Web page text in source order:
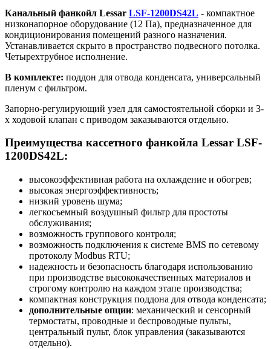
Канальный фанкойл Lessar LSF-1200DS42L - компактное
низконапорное оборудование (12 Па), предназначенное для
кондиционирования помещений разного назначения.
Устанавливается скрыто в пространство подвесного потолка.
Четырехтрубное исполнение.
В комплекте: поддон для отвода конденсата, универсальный
пленум с фильтром.
Запорно-регулирующий узел для самостоятельной сборки и 3-
х ходовой клапан с приводом заказываются отдельно.
Преимущества кассетного фанкойла Lessar LSF-
1200DS42L:
высокоэффективная работа на охлаждение и обогрев;
высокая энергоэффективность;
низкий уровень шума;
легкосъемный воздушный фильтр для простоты
обслуживания;
возможность группового контроля;
возможность подключения к системе BMS по сетевому
протоколу Modbus RTU;
надежность и безопасность благодаря использованию
при производстве высококачественных материалов и
строгому контролю на каждом этапе производства;
компактная конструкция поддона для отвода конденсата;
дополнительные опции: механический и сенсорный
термостаты, проводные и беспроводные пульты,
центральный пульт, блок управления (заказываются
отдельно).